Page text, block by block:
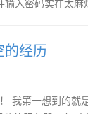
入密码实在太
的经历
我第一想到的